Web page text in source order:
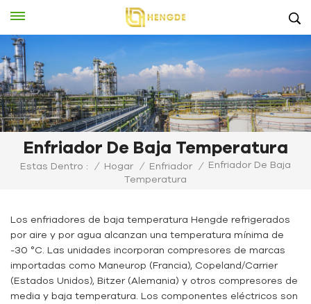
Enfriador De Baja Temperatura
Estas Dentro : / Hogar / Enfriador /
Enfriador De Baja
Temperatura
Los enfriadores de baja temperatura Hengde refrigerados
por aire y por agua alcanzan una temperatura mínima de
-30 °C. Las unidades incorporan compresores de marcas
importadas como Maneurop (Francia), Copeland/Carrier
(Estados Unidos), Bitzer (Alemania) y otros compresores de
media y baja temperatura. Los componentes eléctricos son